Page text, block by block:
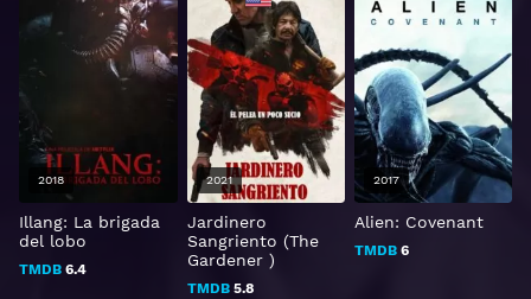
Illang: La brigada
del lobo
TMDB 6.4
2018
Jardinero
Sangriento (The
Gardener )
TMDB5.8
2021
Alien: Covenant
TMDB6
2017